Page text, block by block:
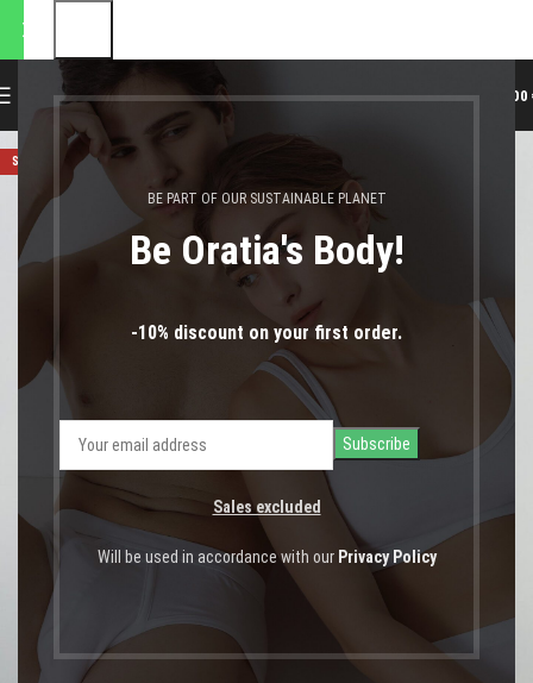
BE PART OF OUR SUSTAINABLE PLANET
Be Oratia's Body!
-10% discount on your first order.
Sales excluded
Will be used in accordance with our Privacy Policy
MENU 0,00
SOLD OUT
θα